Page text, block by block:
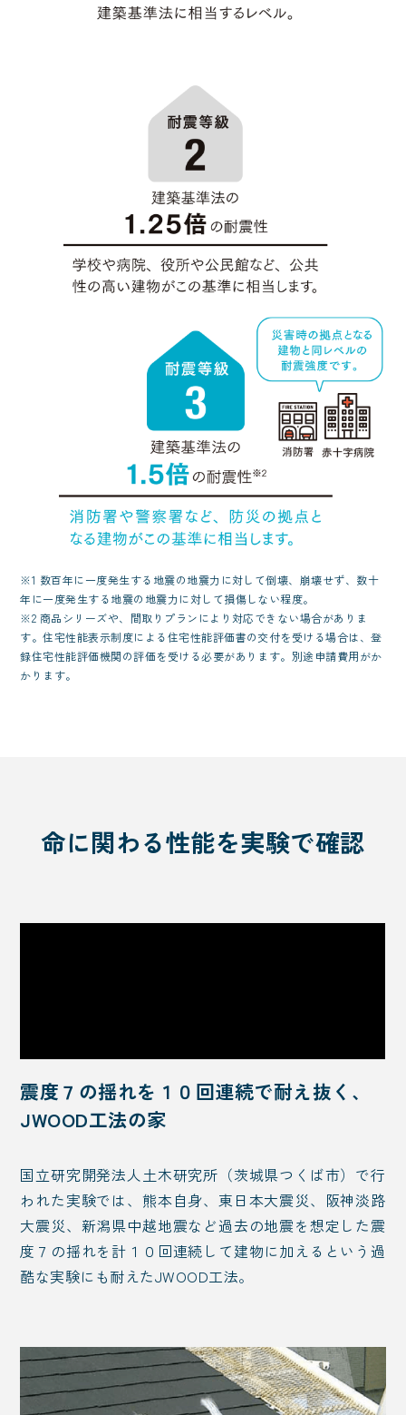
※1 数百年に一度発生する地震の地震力に対して倒壊、崩壊せず、数十
年に一度発生する地震の地震力に対して損傷しない程度。
※2 商品シリーズや、間取りプランにより対応できない場合がありま
す。住宅性能表示制度による住宅性能評価書の交付を受ける場合は、登
録住宅性能評価機関の評価を受ける必要があります。別途申請費用がか
かります。
命に関わる性能を実験で確認
震度７の揺れを１０回連続で耐え抜く、
JWOOD工法の家
国立研究開発法人土木研究所（茨城県つくば市）で行
われた実験では、熊本自身、東日本大震災、阪神淡路
大震災、新潟県中越地震など過去の地震を想定した震
度７の揺れを計１０回連続して建物に加えるという過
酷な実験にも耐えたJWOOD工法。